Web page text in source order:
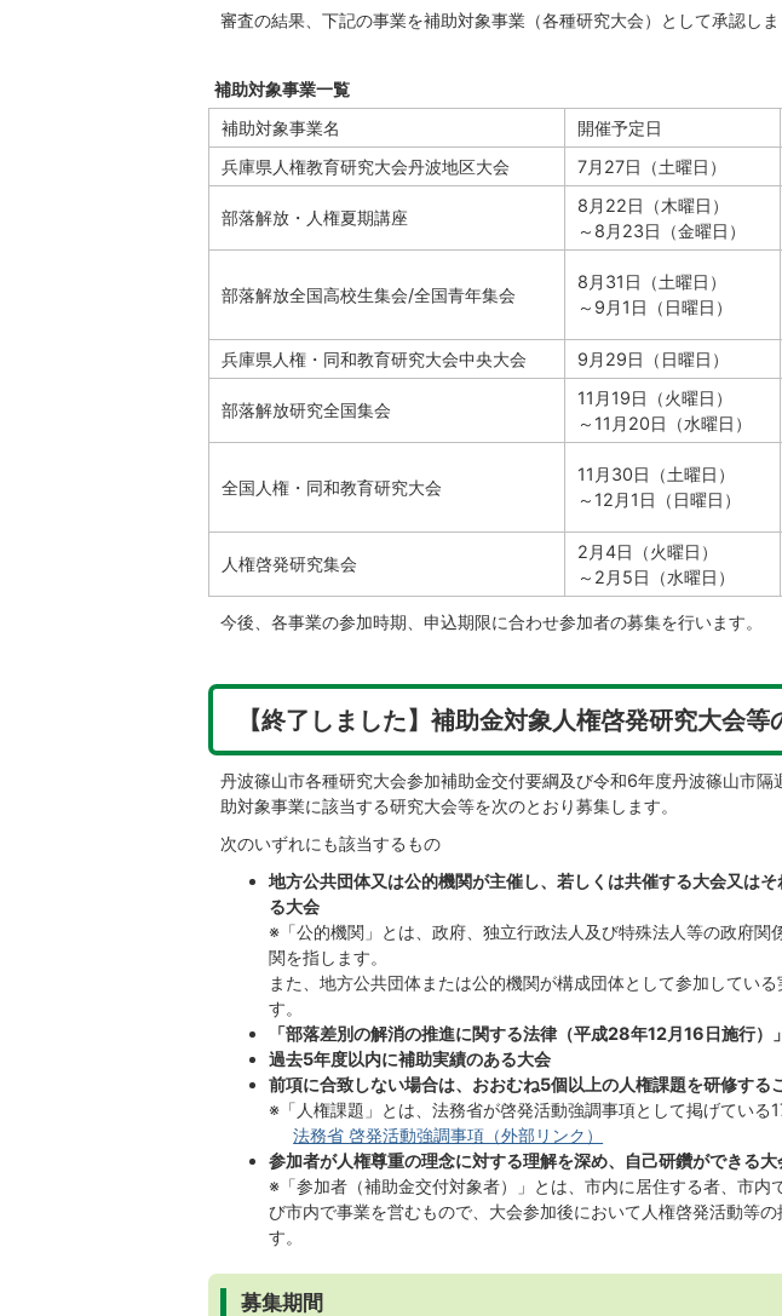
審査の結果、下記の事業を補助対象事業（各種研究大会）として承認しま
補助対象事業一覧
補助対象事業名
開催予定日
兵庫県人権教育研究大会丹波地区大会
7月27日（土曜日）
部落解放・人権夏期講座
8月22日（木曜日）
～8月23日（金曜日）
部落解放全国高校生集会/全国青年集会
8月31日（土曜日）
～9月1日（日曜日）
兵庫県人権・同和教育研究大会中央大会 9月29日（日曜日）
部落解放研究全国集会
11月19日（火曜日）
～11月20日（水曜日）
全国人権・同和教育研究大会
11月30日（土曜日）
～12月1日（日曜日）​
人権啓発研究集会
2月4日（火曜日）
～2月5日（水曜日）​
今後、各事業の参加時期、申込期限に合わせ参加者の募集を行います。
【終了しました】補助金対象人権啓発研究大会等
丹波篠山市各種研究大会参加補助金交付要綱及び令和6年度丹波篠山市
助対象事業に該当する研究大会等を次のとおり募集します。
次のいずれにも該当するもの
地方公共団体又は公的機関が主催し、若しくは共催する大会又は
る大会
※「公的機関」とは、政府、独立行政法人及び特殊法人等の政府関
関を指します。
また、地方公共団体または公的機関が構成団体として参加してい
す。
「部落差別の解消の推進に関する法律（平成28年12月16日施行
過去5年度以内に補助実績のある大会
前項に合致しない場合は、おおむね5個以上の人権課題を研修する
※「人権課題」とは、法務省が啓発活動強調事項として掲げている
法務省 啓発活動強調事項（外部リンク）
参加者が人権尊重の理念に対する理解を深め、自己研鑽ができる大
※「参加者（補助金交付対象者）」とは、市内に居住する者、市内
び市内で事業を営むもので、大会参加後において人権啓発活動等
す。
募集期間